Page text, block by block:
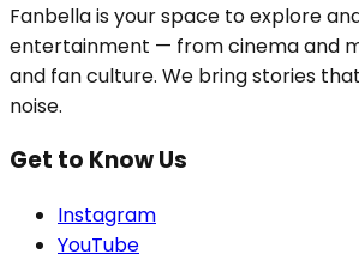
Fanbella is your space to explore
entertainment — from cinema and
and fan culture. We bring stories
noise.
Get to Know Us
Instagram
YouTube